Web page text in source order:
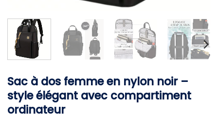
Sac à dos femme en nylon noir –
style élégant avec compartiment
ordinateur